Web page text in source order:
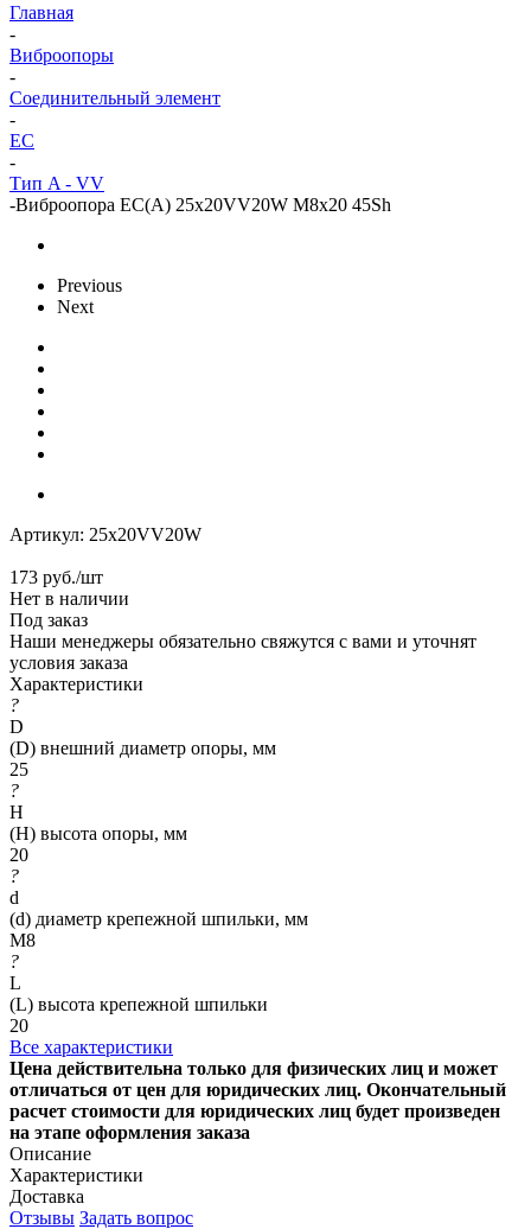
Главная
-
Виброопоры
-
Cоединительный элемент
-
EC
-
Тип A - VV
-Виброопора EC(A) 25x20VV20W M8x20 45Sh
Previous
Next
Артикул: 25x20VV20W
173 руб./шт
Нет в наличии
Под заказ
Наши менеджеры обязательно свяжутся с вами и уточнят
условия заказа
Характеристики
?
D
(D) внешний диаметр опоры, мм
25
?
H
(H) высота опоры, мм
20
?
d
(d) диаметр крепежной шпильки, мм
M8
?
L
(L) высота крепежной шпильки
20
Все характеристики
Цена действительна только для физических лиц и может
отличаться от цен для юридических лиц. Окончательный
расчет стоимости для юридических лиц будет произведен
на этапе оформления заказа
Описание
Характеристики
Доставка
Отзывы Задать вопрос